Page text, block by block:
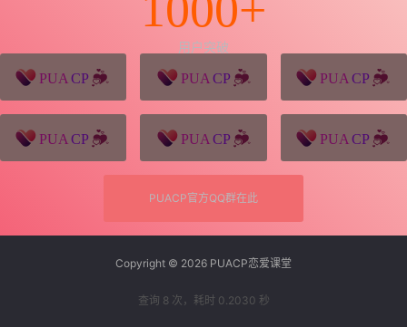
用户突破
猪八戒源码 win10系统下载 独秀青年
XD学习网
一颗赛艇资源网
PUACP官方QQ群在此
Copyright © 2026 PUACP恋爱课堂
查询 8 次，耗时 0.2030 秒